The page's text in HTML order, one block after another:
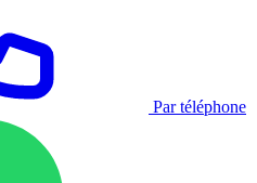
Par téléphone